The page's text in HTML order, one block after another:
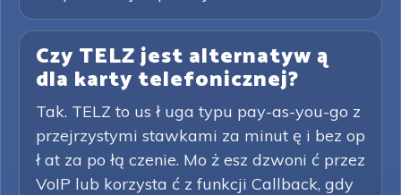
Czy TELZ jest alternatyw ą
dla karty telefonicznej?
Tak. TELZ to us ł uga typu pay-as-you-go z
przejrzystymi stawkami za minut ę i bez op
ł at za po łą czenie. Mo ż esz dzwoni ć przez
VoIP lub korzysta ć z funkcji Callback, gdy